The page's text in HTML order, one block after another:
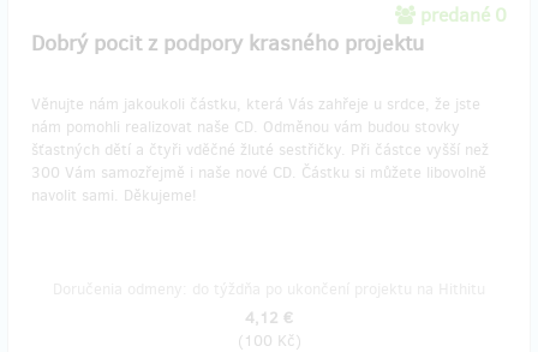
predané 0
Dobrý pocit z podpory krasného projektu
Věnujte nám jakoukoli částku, která Vás zahřeje u srdce, že jste
nám pomohli realizovat naše CD. Odměnou vám budou stovky
šťastných dětí a čtyři vděčné žluté sestřičky. Při částce vyšší než
300 Vám samozřejmě i naše nové CD. Částku si můžete libovolně
navolit sami. Děkujeme!
4,12 €
(100 Kč)